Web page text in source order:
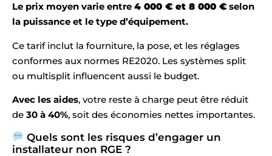
Le prix moyen varie entre 4 000 € et 8 000 €selon
la puissance et le type d’équipement.
Ce tarif inclut la fourniture, la pose, et les réglages
conformes aux normes RE2020. Les systèmes split
ou multisplit influencent aussi le budget.
Avec les aides, votre reste à charge peut être réduit
de 30 à 40%, soit des économies nettes importantes.
Quels sont les risques d’engager un
installateur non RGE ?